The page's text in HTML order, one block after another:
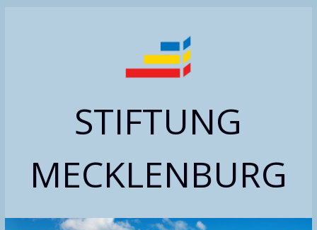
STIFTUNG
MECKLENBURG